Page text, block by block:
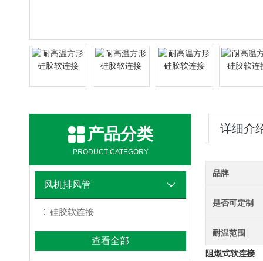
产品分类
PRODUCT CATEGORY
风机排风管
硅胶软连接
查看全部
详细介
品牌
是否可定制
耐温范围
阻燃式软连接